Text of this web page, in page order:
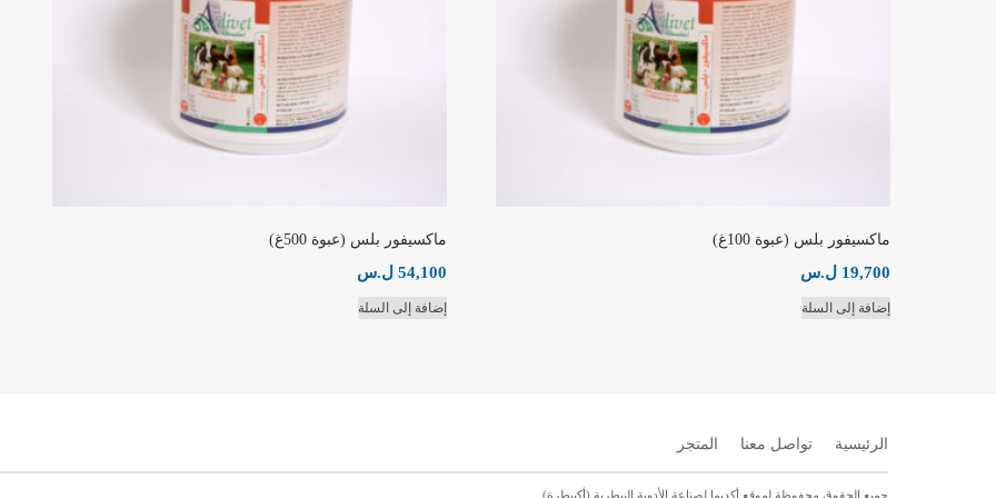
ماكسيفور بلس (عبوة 100غ)
19,700 ل.س
إضافة إلى السلة
ماكسيفور بلس (عبوة 500غ)
54,100 ل.س
إضافة إلى السلة
الرئيسية تواصل معنا المتجر
جميع الحقوق محفوظة لموقع أكديما لصناعة الأدوية البيطرية (أكبيطرة).